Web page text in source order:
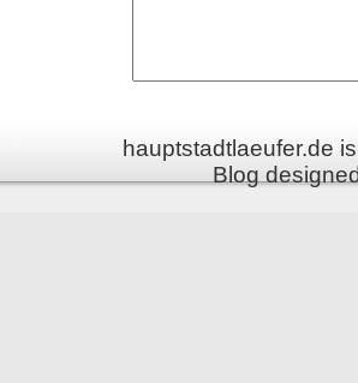
hauptstadtlaeufer.de
Blog